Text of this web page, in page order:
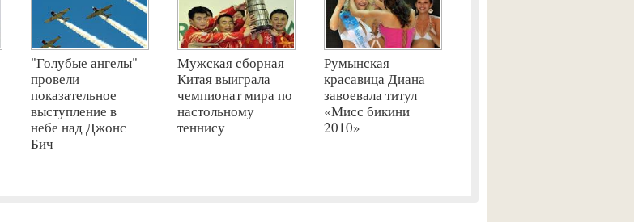
"Голубые ангелы"
провели
показательное
выступление в
небе над Джонс
Бич
Мужская сборная
Китая выиграла
чемпионат мира по
настольному
теннису
Румынская
красавица Диана
завоевала титул
«Мисс бикини
2010»